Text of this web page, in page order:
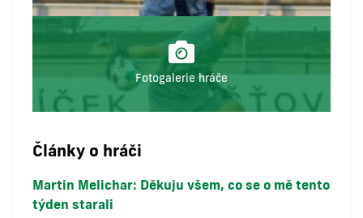
Fotogalerie hráče
Články o hráči
Martin Melichar: Děkuju všem, co se o mě tento
týden starali